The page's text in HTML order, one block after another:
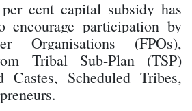
cent capital subsidy has
encourage participation by
Organisations (FPOs),
Tribal Sub-Plan (TSP)
Castes, Scheduled Tribes,